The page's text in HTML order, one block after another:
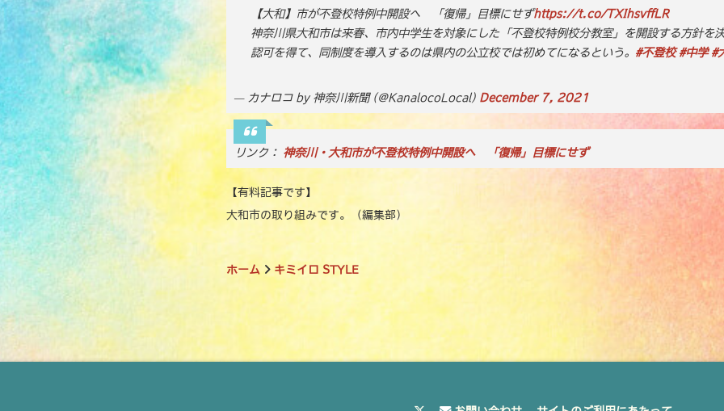
e
b
o
o
k
te
r
l
y
Li
n
【大和】市が不登校特例中開設へ 「復帰」目標にせずhttps://t.co/TXIhsvffLR
神奈川県大和市は来春、市内中学生を対象にした「不登校特例校分教室」を開設する方針を
認可を得て、同制度を導入するのは県内の公立校では初めてになるという。
#不登校 #中学 #
— カナロコ by 神奈川新聞 (@KanalocoLocal) December 7, 2021
リンク： 神奈川・大和市が不登校特例中開設へ 「復帰」目標にせず
【有料記事です】
大和市の取り組みです。（編集部）
ホーム キミイロ STYLE